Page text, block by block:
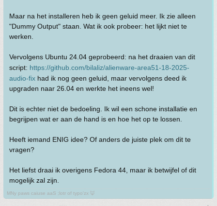
Maar na het installeren heb ik geen geluid meer. Ik zie alleen
"Dummy Output" staan. Wat ik ook probeer: het lijkt niet te
werken.
Vervolgens Ubuntu 24.04 geprobeerd: na het draaien van dit
script: https://github.com/bilaliz/alienware-area51-18-2025-
audio-fix had ik nog geen geluid, maar vervolgens deed ik
upgraden naar 26.04 en werkte het ineens wel!
Dit is echter niet de bedoeling. Ik wil een schone installatie en
begrijpen wat er aan de hand is en hoe het op te lossen.
Heeft iemand ENIG idee? Of anders de juiste plek om dit te
vragen?
Het liefst draai ik overigens Fedora 44, maar ik betwijfel of dit
mogelijk zal zijn.
MNy paws caiuse aaS ;lotr of typo'zx 🦊